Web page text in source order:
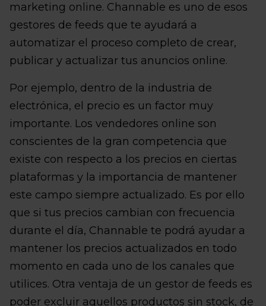
marketing online. Channable es uno de esos
gestores de feeds que te ayudará a
automatizar el proceso completo de crear,
publicar y actualizar tus anuncios online.
Por ejemplo, dentro de la industria de
electrónica, el precio es un factor muy
importante. Los vendedores online son
conscientes de la gran competencia que
existe con respecto a los precios en ciertas
plataformas y la importancia de mantener
este campo siempre actualizado. Es por ello
que si tus precios cambian con frecuencia
durante el día, Channable te podrá ayudar a
mantener los precios actualizados en todo
momento en cada uno de los canales que
utilices. Otra ventaja de un gestor de feeds es
poder excluir aquellos productos sin stock, de